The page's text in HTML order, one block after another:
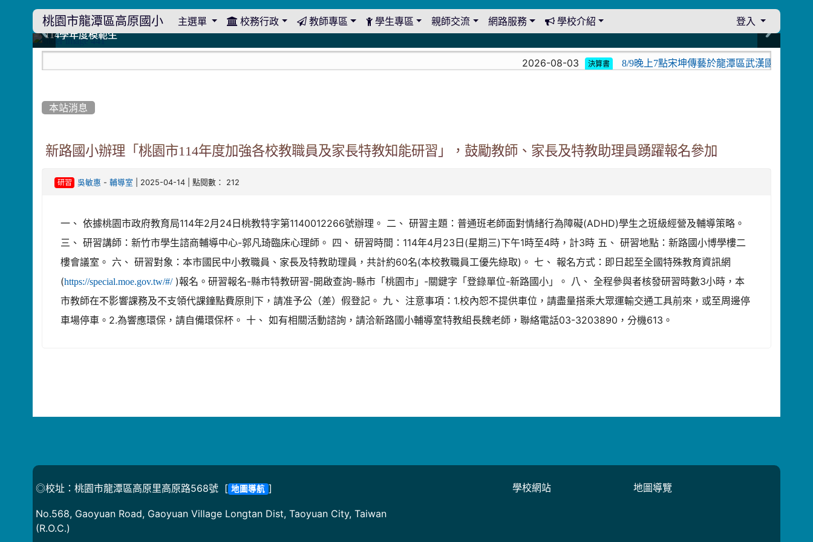
桃園市龍潭區高原國小 主選單 校務行政 教師專區 學生專區 親師交流 網路服務 學校介紹
登入
114學年度模範生
114學年度模範生
高原110 追夢向前行
高原110 追夢向前行
橄欖樹群
橄欖樹群
:::
2026-08-03 決算書 8/9晚上7點宋坤傳藝於龍潭區武漢國小演出。
本站消息
新路國小辦理「桃園市114年度加強各校教職員及家長特教知能研習」，鼓勵教師、家長及特教助理員踴躍報名參加
研習 吳敏惠 -輔導室 | 2025-04-14 | 點閱數： 212
一、 依據桃園市政府教育局114年2月24日桃教特字第1140012266號辦理。 二、 研習主題：普通班老師面對情緒行為障礙(ADHD)學生之班級經營及輔導策略。
三、 研習講師：新竹市學生諮商輔導中心-郭凡琦臨床心理師。 四、 研習時間：114年4月23日(星期三)下午1時至4時，計3時 五、 研習地點：新路國小博學樓二
樓會議室。 六、 研習對象：本市國民中小教職員、家長及特教助理員，共計約60名(本校教職員工優先綠取)。 七、 報名方式：即日起至全國特殊教育資訊網
(https://special.moe.gov.tw/#/)報名。研習報名-縣市特教研習-開啟查詢-縣市「桃園市」-關鍵字「登錄單位-新路國小」。 八、 全程參與者核發研習時數3小時，本
市教師在不影響課務及不支領代課鐘點費原則下，請准予公（差）假登記。 九、 注意事項：1.校內恕不提供車位，請盡量搭乘大眾運輸交通工具前來，或至周邊停
車場停車。2.為響應環保，請自備環保杯。 十、 如有相關活動諮詢，請洽新路國小輔導室特教組長魏老師，聯絡電話03-3203890，分機613。
◎校址：桃園市龍潭區高原里高原路568號 [ 地圖導航 ]
No.568, Gaoyuan Road, Gaoyuan Village Longtan Dist, Taoyuan City, Taiwan
(R.O.C.)
學校網站 地圖導覽